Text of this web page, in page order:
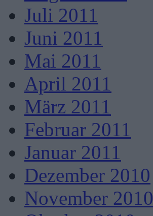
Juli 2011
Juni 2011
Mai 2011
April 2011
März 2011
Februar 2011
Januar 2011
Dezember 2010
November 2010